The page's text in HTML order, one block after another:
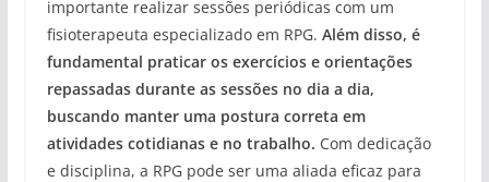
importante realizar sessões periódicas com um
fisioterapeuta especializado em RPG. Além disso, é
fundamental praticar os exercícios e orientações
repassadas durante as sessões no dia a dia,
buscando manter uma postura correta em
atividades cotidianas e no trabalho. Com dedicação
e disciplina, a RPG pode ser uma aliada eficaz para